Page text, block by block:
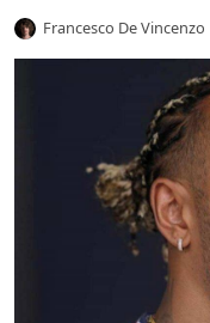
Francesco De Vincenzo